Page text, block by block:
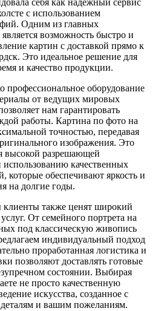
себя как надежный сервис
с использованием
Одним из главных
возможность быстро и
картин с доставкой прямо к
Это идеальное решение для
и качество продукции.
профессиональное оборудование
от ведущих мировых
нам гарантировать
работы. Картина по фото на
точностью, передавая
изображения. Это
высокой разрешающей
использованию качественных
которые обеспечивают яркость и
на долгие годы.
также ценят широкий
От семейного портрета на
под классическую живопись
индивидуальный подход
проработанная логистика и
позволяют доставлять готовые
состоянии. Выбирая
не просто качественную
искусства, созданное с
и вашим пожеланиям.